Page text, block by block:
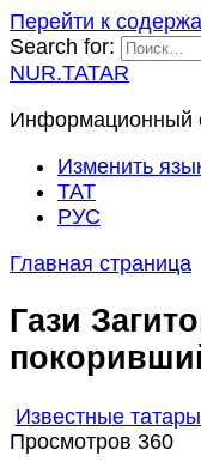
Перейти к
Search for:
NUR.TATAR
Информационный
Изменить
ТАТ
РУС
Главная страница
Гази
Известные татары
Просмотров 360